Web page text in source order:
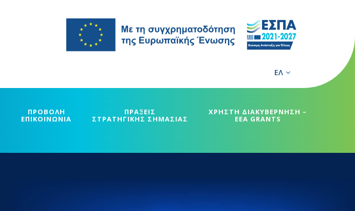
ΕΛ
ΠΡΟΒΟΛΗ
ΕΠΙΚΟΙΝΩΝΙΑ
ΠΡΑΞΕΙΣ
ΣΤΡΑΤΗΓΙΚΗΣ ΣΗΜΑΣΙΑΣ
ΧΡΗΣΤΗ ΔΙΑΚΥΒΕΡΝΗΣΗ –
EEA GRANTS